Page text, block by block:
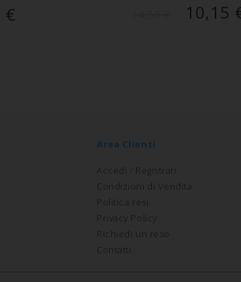
€ 10,15
Area Clienti
Accedi
Registrati
Condizioni di Vendita
Politica resi
Privacy Policy
Richiedi un reso
Contatti